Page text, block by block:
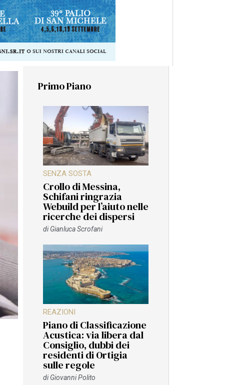
Primo Piano
SENZA SOSTA
Crollo di Messina,
Schifani ringrazia
Webuild per l’aiuto nelle
ricerche dei dispersi
diGianluca Scrofani
REAZIONI
Piano di Classificazione
Acustica: via libera dal
Consiglio, dubbi dei
residenti di Ortigia
sulle regole
diGiovanni Polito